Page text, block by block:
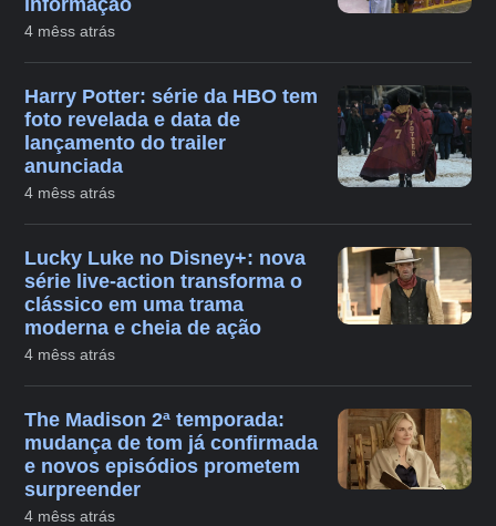
informação
4 mêss atrás
Harry Potter: série da HBO tem
foto revelada e data de
lançamento do trailer
anunciada
4 mêss atrás
Lucky Luke no Disney+: nova
série live-action transforma o
clássico em uma trama
moderna e cheia de ação
4 mêss atrás
The Madison 2ª temporada:
mudança de tom já confirmada
e novos episódios prometem
surpreender
4 mêss atrás